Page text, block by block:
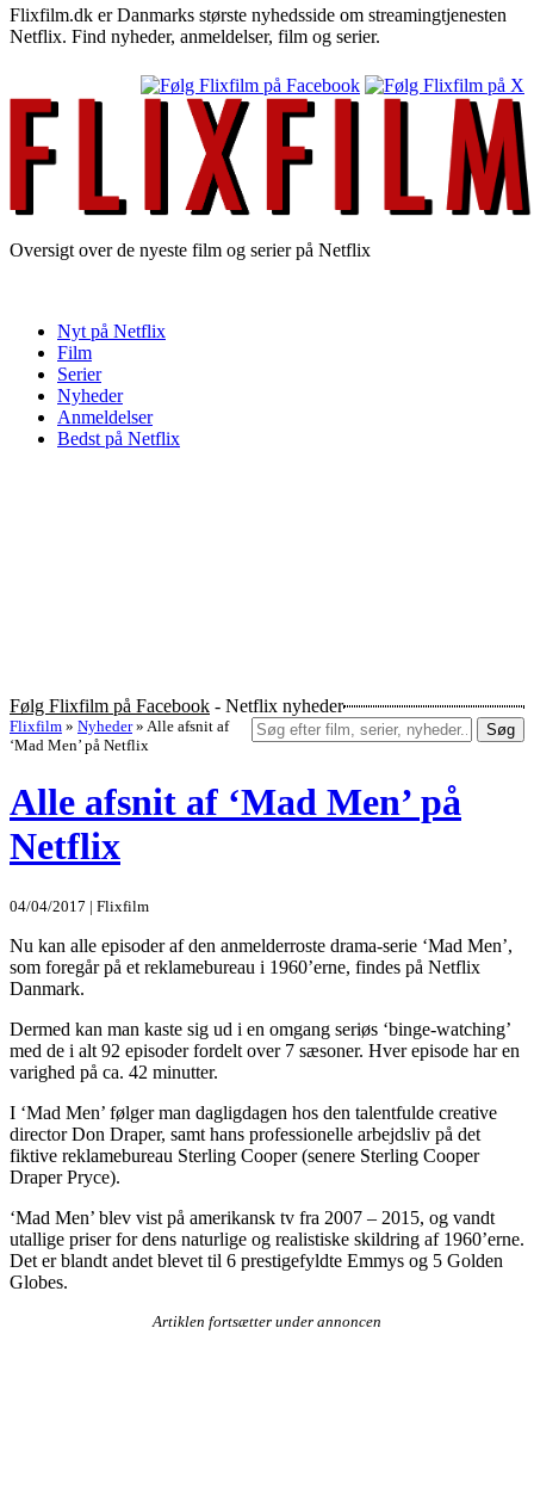
Flixfilm.dk er Danmarks største nyhedsside om streamingtjenesten
Netflix. Find nyheder, anmeldelser, film og serier.
Oversigt over de nyeste film og serier på Netflix
Nyt på Netflix
Film
Serier
Nyheder
Anmeldelser
Bedst på Netflix
Følg Flixfilm på Facebook - Netflix nyheder
Søg
Flixfilm » Nyheder » Alle afsnit af
‘Mad Men’ på Netflix
Alle afsnit af ‘Mad Men’ på
Netflix
04/04/2017 | Flixfilm
Nu kan alle episoder af den anmelderroste drama-serie ‘Mad Men’,
som foregår på et reklamebureau i 1960’erne, findes på Netflix
Danmark.
Dermed kan man kaste sig ud i en omgang seriøs ‘binge-watching’
med de i alt 92 episoder fordelt over 7 sæsoner. Hver episode har en
varighed på ca. 42 minutter.
I ‘Mad Men’ følger man dagligdagen hos den talentfulde creative
director Don Draper, samt hans professionelle arbejdsliv på det
fiktive reklamebureau Sterling Cooper (senere Sterling Cooper
Draper Pryce).
‘Mad Men’ blev vist på amerikansk tv fra 2007 – 2015, og vandt
utallige priser for dens naturlige og realistiske skildring af 1960’erne.
Det er blandt andet blevet til 6 prestigefyldte Emmys og 5 Golden
Globes.
Artiklen fortsætter under annoncen